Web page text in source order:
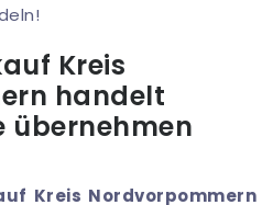
Kreis
handelt
übernehmen
Kreis Nordvorpommern